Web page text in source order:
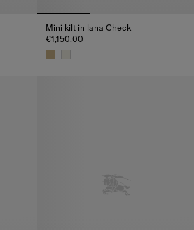
Mini kilt in lana Check
€1,150.00